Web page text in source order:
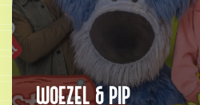
WOEZEL & PIP